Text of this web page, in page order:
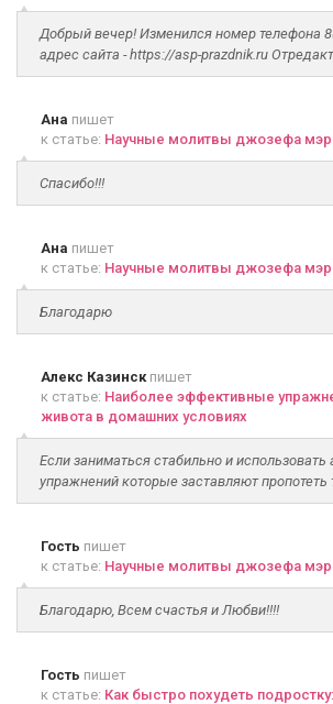
Добрый вечер! Изменился номер телефона
адрес сайта - https://asp-prazdnik.ru
Ана пишет
к статье: Научные молитвы джозефа
Спасибо!!!
Ана пишет
к статье: Научные молитвы джозефа
Благодарю
Алекс Казинскпишет
к статье: Наиболее эффективные
живота в домашних условиях
Если заниматься стабильно и
упражнений которые заставляют пропотеть
Гость пишет
к статье: Научные молитвы джозефа
Благодарю, Всем счастья и Любви!!!!
Гость пишет
к статье: Как быстро похудеть